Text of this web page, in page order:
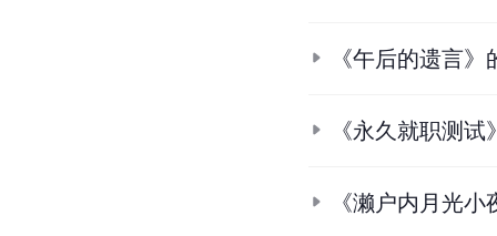
《午后的遗言
《永久就职测
《濑户内月光